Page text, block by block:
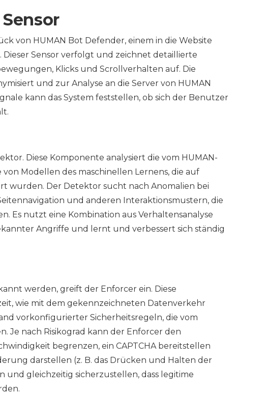
Sensor
von HUMAN Bot Defender, einem in die Website
Sensor verfolgt und zeichnet detaillierte
Klicks und Scrollverhalten auf. Die
und zur Analyse an die Server von HUMAN
kann das System feststellen, ob sich der Benutzer
Diese Komponente analysiert die vom HUMAN-
Modellen des maschinellen Lernens, die auf
wurden. Der Detektor sucht nach Anomalien bei
und anderen Interaktionsmustern, die
Es nutzt eine Kombination aus Verhaltensanalyse
Angriffe und lernt und verbessert sich ständig
werden, greift der Enforcer ein. Diese
wie mit dem gekennzeichneten Datenverkehr
vorkonfigurierter Sicherheitsregeln, die vom
Je nach Risikograd kann der Enforcer den
begrenzen, ein CAPTCHA bereitstellen
darstellen (z. B. das Drücken und Halten der
und gleichzeitig sicherzustellen, dass legitime